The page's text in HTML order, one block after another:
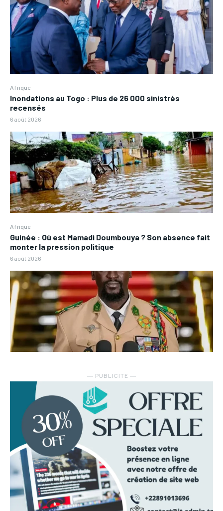
Afrique
Inondations au Togo : Plus de 26 000 sinistrés
recensés
6 août 2026
Afrique
Guinée : Où est Mamadi Doumbouya ? Son absence fait
monter la pression politique
6 août 2026
― PUBLICITE ―